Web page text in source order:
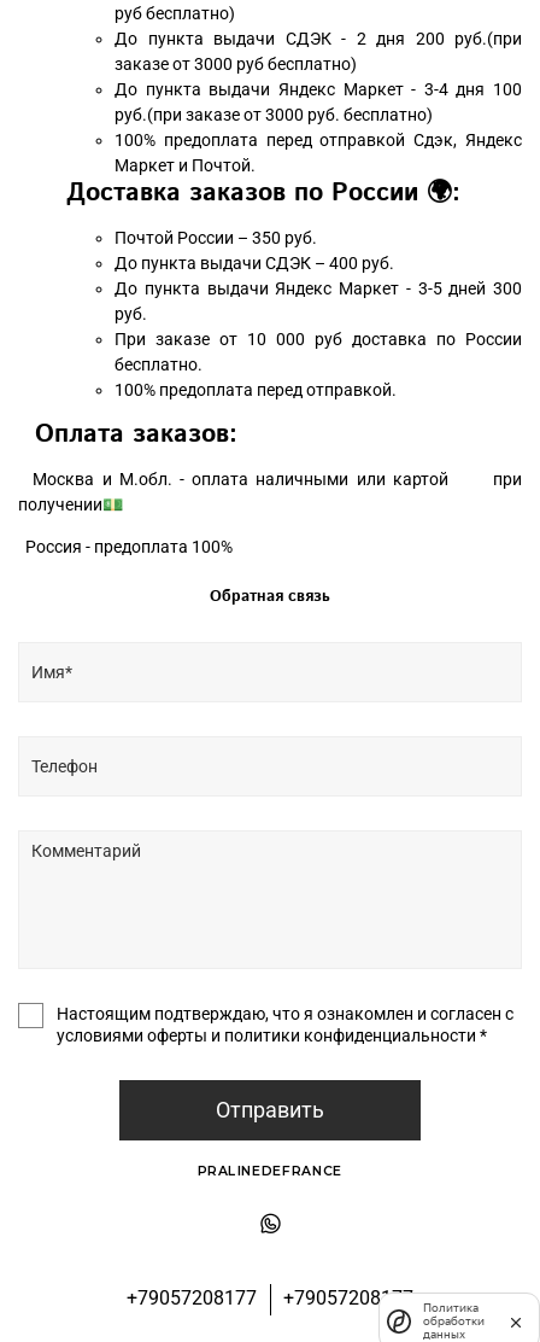
руб бесплатно)
До пункта выдачи СДЭК - 2 дня 200 руб.(при
заказе от 3000 руб бесплатно)
До пункта выдачи Яндекс Маркет - 3-4 дня 100
руб.(при заказе от 3000 руб. бесплатно)
100% предоплата перед отправкой Сдэк, Яндекс
Маркет и Почтой.
Доставка заказов по России 🌍:
Почтой России – 350 руб.
До пункта выдачи СДЭК – 400 руб.
До пункта выдачи Яндекс Маркет - 3-5 дней 300
руб.
При заказе от 10 000 руб доставка по России
бесплатно.
100% предоплата перед отправкой.
Оплата заказов:
Москва и М.обл. - оплата наличными или картой при
получении💵
Россия - предоплата 100%
Обратная связь
Настоящим подтверждаю, что я ознакомлен и согласен с
условиями оферты и политики конфиденциальности *
Отправить
+79057208177 +79057208177
PRALINEDEFRANCE
Политика
обработки
данных